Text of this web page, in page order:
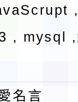
, mysql ,
名言